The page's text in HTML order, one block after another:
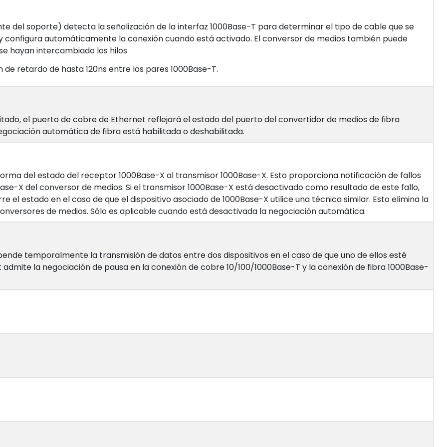
del soporte) detecta la señalización de la interfaz 1000Base-T para determinar el tipo de cable que se
automáticamente la conexión cuando está activado. El conversor de medios también puede
hayan intercambiado los hilos
retardo de hasta 120ns entre los pares 1000Base-T.
el puerto de cobre de Ethernet reflejará el estado del puerto del convertidor de medios de fibra
automática de fibra está habilitada o deshabilitada.
del estado del receptor 1000Base-X al transmisor 1000Base-X. Esto proporciona notificación de fallos
X del conversor de medios. Si el transmisor 1000Base-X está desactivado como resultado de este fallo,
estado en el caso de que el dispositivo asociado de 1000Base-X utilice una técnica similar. Esto elimina la
de medios. Sólo es aplicable cuando está desactivada la negociación automática.
temporalmente la transmisión de datos entre dos dispositivos en el caso de que uno de ellos esté
la negociación de pausa en la conexión de cobre 10/100/1000Base-T y la conexión de fibra 1000Base-